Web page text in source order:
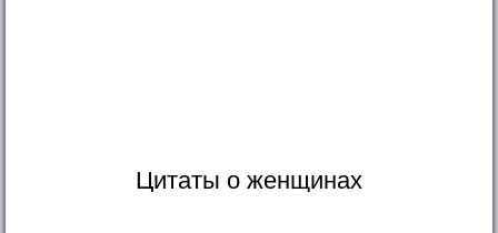
Цитаты о женщинах